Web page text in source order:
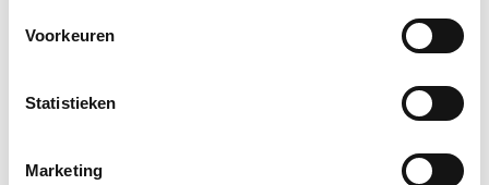
Voorkeuren
Statistieken
Marketing